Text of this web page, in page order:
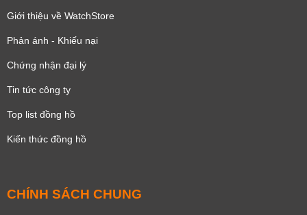
Giới thiệu về WatchStore
Phản ánh - Khiếu nại
Chứng nhận đại lý
Tin tức công ty
Top list đồng hồ
Kiến thức đồng hồ
CHÍNH SÁCH CHUNG